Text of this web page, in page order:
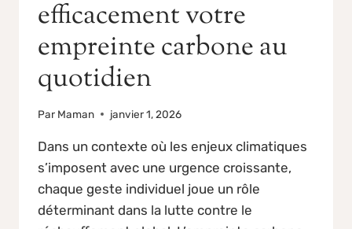
efficacement votre
empreinte carbone au
quotidien
Par Maman janvier 1, 2026
Dans un contexte où les enjeux climatiques
s’imposent avec une urgence croissante,
chaque geste individuel joue un rôle
déterminant dans la lutte contre le